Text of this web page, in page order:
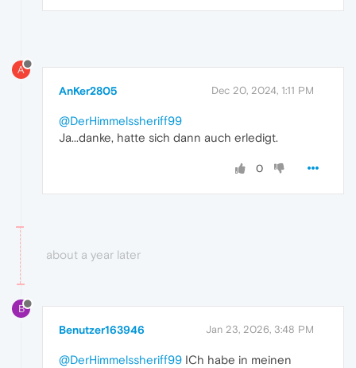
A
AnKer2805 Dec 20, 2024, 1:11 PM
@DerHimmelssheriff99
Ja...danke, hatte sich dann auch erledigt.
0
about a year later
B
Benutzer163946 Jan 23, 2026, 3:48 PM
@DerHimmelssheriff99 ICh habe in meinen